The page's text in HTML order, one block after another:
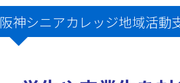
阪神シニアカレッジ地域活動